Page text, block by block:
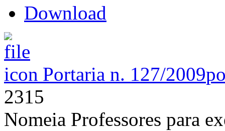
Download
Portaria n. 127/2009
2315
Nomeia Professores para